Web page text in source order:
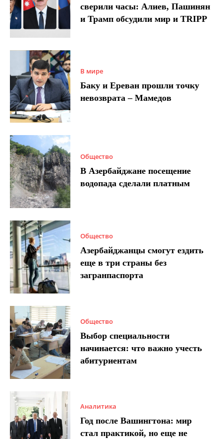
сверили часы: Алиев, Пашинян
и Трамп обсудили мир и TRIPP
В мире
Баку и Ереван прошли точку
невозврата – Мамедов
Общество
В Азербайджане посещение
водопада сделали платным
Общество
Азербайджанцы смогут ездить
еще в три страны без
загранпаспорта
Общество
Выбор специальности
начинается: что важно учесть
абитуриентам
Аналитика
Год после Вашингтона: мир
стал практикой, но еще не